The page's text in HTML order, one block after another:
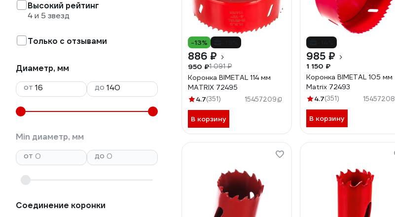
Высокий рейтинг
4 и 5 звезд
Только с отзывами
Диаметр, мм
от
до
Min диаметр, мм
от
до
Соединение коронки
-13%
886 ₽
950 ₽1 091 ₽
Коронка BIMETAL 114 мм
MATRIX 72495
4.7(351) 15457209
В корзину
985 ₽
1 150 ₽
Коронка BIMETAL 105 мм
Matrix 72493
4.7(351) 15457208
В корзину